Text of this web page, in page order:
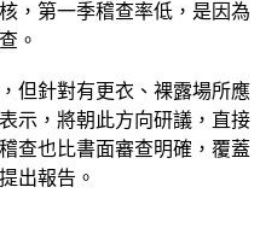
，第一季稽查率低，是因為
。
但針對有更衣、裸露場所應
示，將朝此方向研議，直接
查也比書面審查明確，覆蓋
出報告。